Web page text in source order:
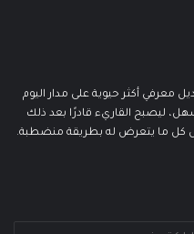
معرفي أكثر حيوية على مدار اليوم
ليصبح القاريء قادرًا بعد ذلك
كل ما يتعرض له بطريقة منضطبة.